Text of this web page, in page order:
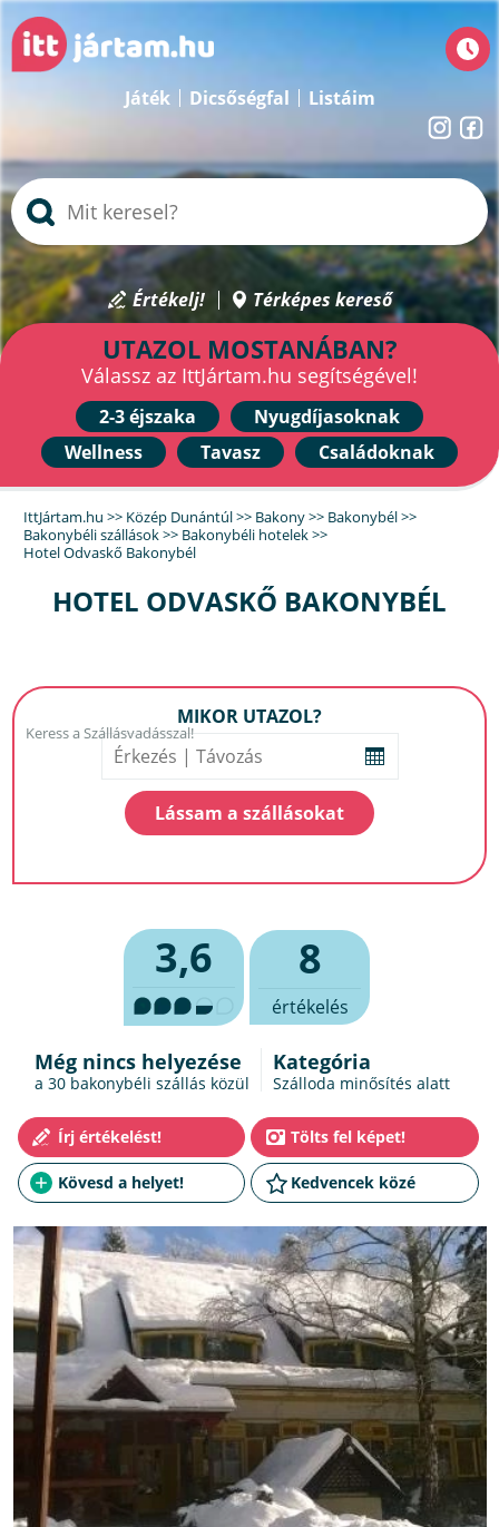
Játék Dicsőségfal Listáim
Értékelj! Térképes kereső
UTAZOL MOSTANÁBAN?
Válassz az IttJártam.hu segítségével!
2-3 éjszaka
Nyugdíjasoknak
Wellness
Tavasz Családoknak
IttJártam.hu >> Közép Dunántúl>> Bakony>> Bakonybél>>
Bakonybéli szállások>> Bakonybéli hotelek>>
Hotel Odvaskő Bakonybél
HOTEL ODVASKŐ BAKONYBÉL
MIKOR UTAZOL?
3,6 8
értékelés
Még nincs helyezése
a 30 bakonybéli szállás közül
Kategória
Szálloda minősítés alatt